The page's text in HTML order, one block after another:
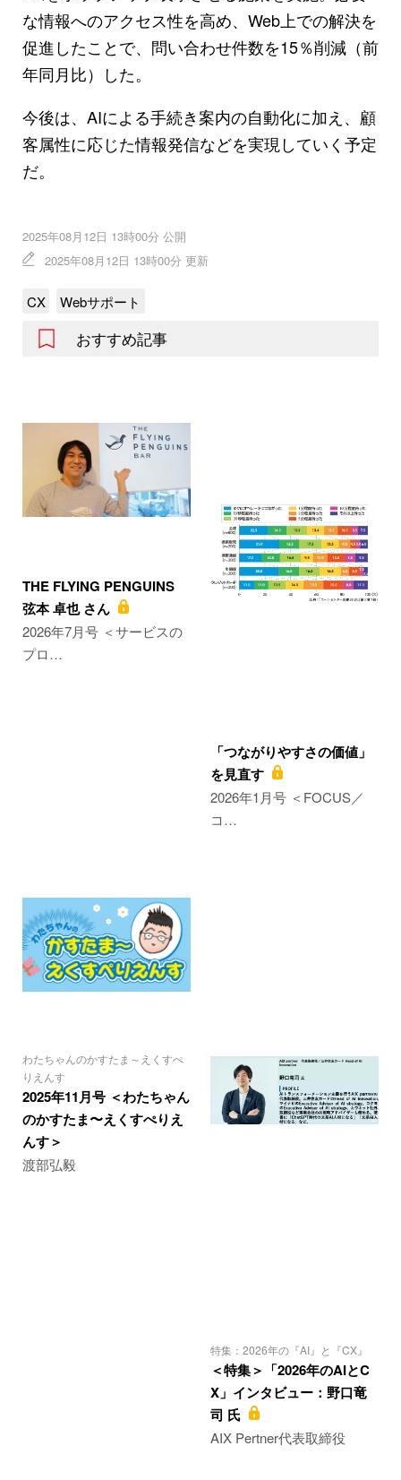
な情報へのアクセス性を高め、Web上での解決を
促進したことで、問い合わせ件数を15％削減（前
年同月比）した。
今後は、AIによる手続き案内の自動化に加え、顧
客属性に応じた情報発信などを実現していく予定
だ。
2025年08月12日 13時00分 公開
2025年08月12日 13時00分 更新
CX Webサポート
おすすめ記事
THE FLYING PENGUINS
弦本 卓也 さん
2026年7月号 ＜サービスの
プロ…
「つながりやすさの価値」
を見直す
2026年1月号 ＜FOCUS／
コ…
わたちゃんのかすたま～えくすぺ
りえんす
2025年11月号 ＜わたちゃん
のかすたま〜えくすぺりえ
んす＞
渡部弘毅
特集：2026年の『AI』と『CX』
＜特集＞「2026年のAIとC
X」インタビュー：野口竜
司 氏
AIX Pertner代表取締役